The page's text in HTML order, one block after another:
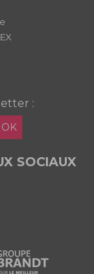
:
OK
SOCIAUX